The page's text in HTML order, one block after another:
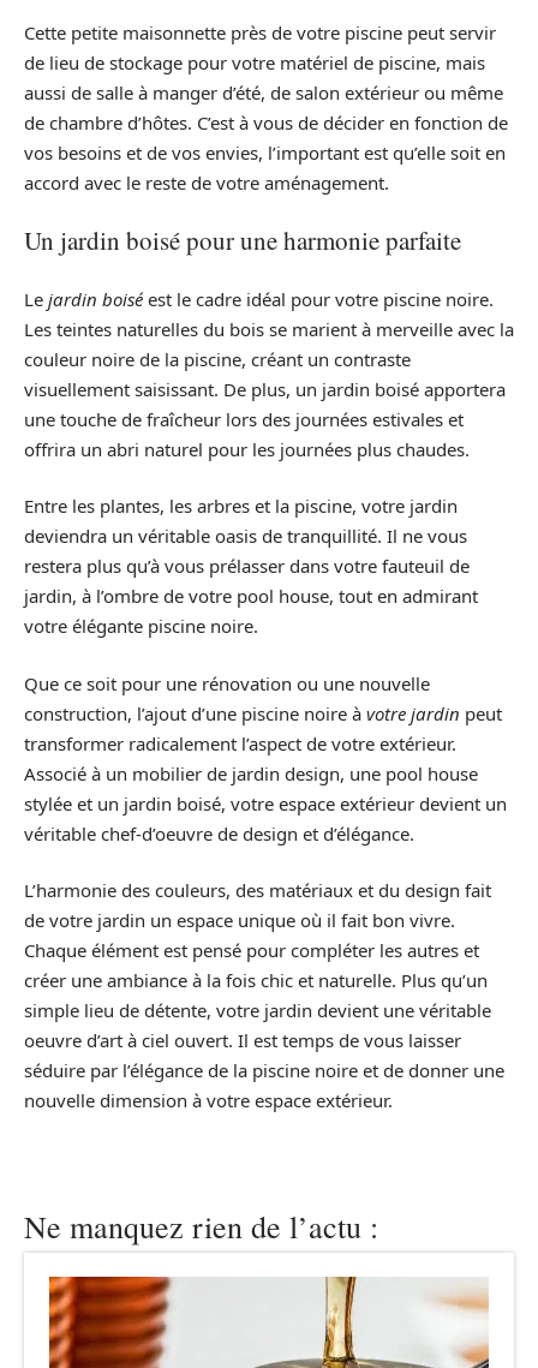
Cette petite maisonnette près de votre piscine peut servir
de lieu de stockage pour votre matériel de piscine, mais
aussi de salle à manger d’été, de salon extérieur ou même
de chambre d’hôtes. C’est à vous de décider en fonction de
vos besoins et de vos envies, l’important est qu’elle soit en
accord avec le reste de votre aménagement.
Un jardin boisé pour une harmonie parfaite
Le jardin boiséest le cadre idéal pour votre piscine noire.
Les teintes naturelles du bois se marient à merveille avec la
couleur noire de la piscine, créant un contraste
visuellement saisissant. De plus, un jardin boisé apportera
une touche de fraîcheur lors des journées estivales et
offrira un abri naturel pour les journées plus chaudes.
Entre les plantes, les arbres et la piscine, votre jardin
deviendra un véritable oasis de tranquillité. Il ne vous
restera plus qu’à vous prélasser dans votre fauteuil de
jardin, à l’ombre de votre pool house, tout en admirant
votre élégante piscine noire.
Que ce soit pour une rénovation ou une nouvelle
construction, l’ajout d’une piscine noire à votre jardin peut
transformer radicalement l’aspect de votre extérieur.
Associé à un mobilier de jardin design, une pool house
stylée et un jardin boisé, votre espace extérieur devient un
véritable chef-d’oeuvre de design et d’élégance.
L’harmonie des couleurs, des matériaux et du design fait
de votre jardin un espace unique où il fait bon vivre.
Chaque élément est pensé pour compléter les autres et
créer une ambiance à la fois chic et naturelle. Plus qu’un
simple lieu de détente, votre jardin devient une véritable
oeuvre d’art à ciel ouvert. Il est temps de vous laisser
séduire par l’élégance de la piscine noire et de donner une
nouvelle dimension à votre espace extérieur.
Ne manquez rien de l’actu :